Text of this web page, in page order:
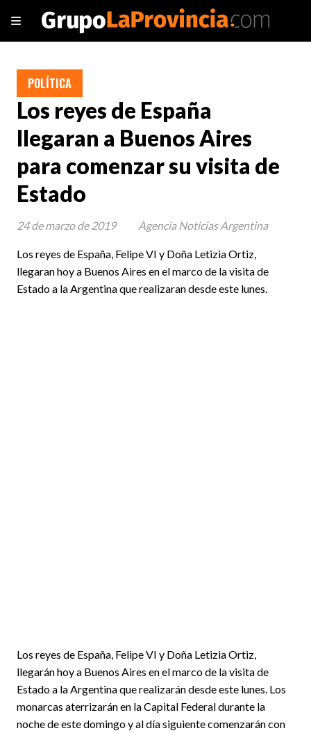
Los reyes de España
llegaran a Buenos Aires
para comenzar su visita de
Estado
Los reyes de España, Felipe VI y Doña Letizia Ortiz,
llegaran hoy a Buenos Aires en el marco de la visita de
Estado a la Argentina que realizaran desde este lunes.
POLÍTICA
24 de marzo de 2019 Agencia Noticias Argentina
Los reyes de España, Felipe VI y Doña Letizia Ortiz,
llegarán hoy a Buenos Aires en el marco de la visita de
Estado a la Argentina que realizarán desde este lunes. Los
monarcas aterrizarán en la Capital Federal durante la
noche de este domingo y al día siguiente comenzarán con